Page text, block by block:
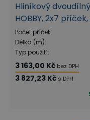
Hliníkový
HOBBY, 2x7 příček,
Počet příček:
Délka (m):
Typ použití:
3 163,00 Kč bez DPH
3 827,23 Kč s DPH